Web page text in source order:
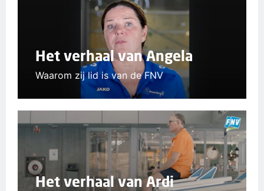
Het verhaal van Angela
Waarom zij lid is van de FNV
Het verhaal van Ardi